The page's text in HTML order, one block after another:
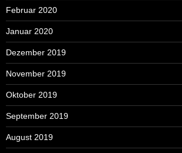
Februar 2020
Januar 2020
Dezember 2019
November 2019
Oktober 2019
September 2019
August 2019